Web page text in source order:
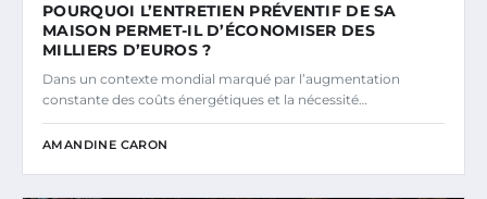
POURQUOI L’ENTRETIEN PRÉVENTIF DE SA
MAISON PERMET-IL D’ÉCONOMISER DES
MILLIERS D’EUROS ?
Dans un contexte mondial marqué par l’augmentation
constante des coûts énergétiques et la nécessité…
AMANDINE CARON